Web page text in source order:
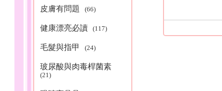
皮膚有問題 (66)
健康漂亮必讀 (117)
毛髮與指甲 (24)
玻尿酸與肉毒桿菌素
(21)